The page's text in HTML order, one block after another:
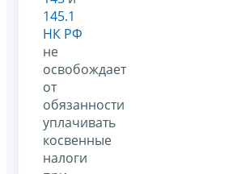
145.1
НК РФ
не
освобождает
от
обязанности
уплачивать
косвенные
налоги